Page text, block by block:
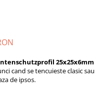
25x25x6mm
cand se tencuieste clasic sau
de ipsos.